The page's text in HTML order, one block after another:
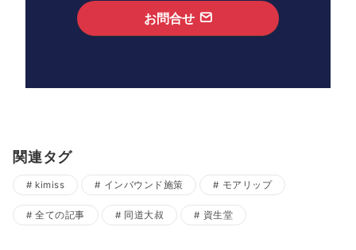
お問合せ
関連タグ
kimiss インバウンド施策 モアリップ
全ての記事 同道大叔 資生堂